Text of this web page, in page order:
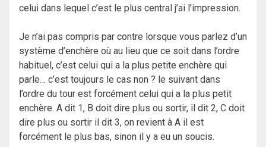
celui dans lequel c’est le plus central j’ai l’impression.
Je n’ai pas compris par contre lorsque vous parlez d’un
système d’enchère où au lieu que ce soit dans l’ordre
habituel, c’est celui qui a la plus petite enchère qui
parle… c’est toujours le cas non ? le suivant dans
l’ordre du tour est forcément celui qui a la plus petit
enchère. A dit 1, B doit dire plus ou sortir, il dit 2, C doit
dire plus ou sortir il dit 3, on revient à A il est
forcément le plus bas, sinon il y a eu un soucis.